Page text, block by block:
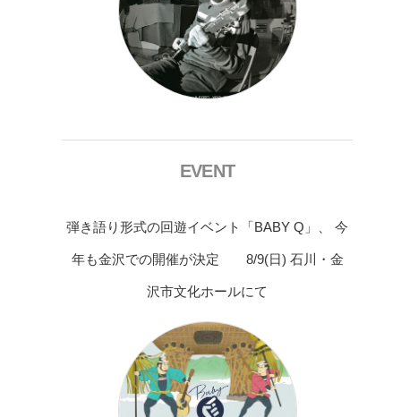
EVENT
弾き語り形式の回遊イベント「BABY Q」、 今
年も金沢での開催が決定 8/9(日) 石川・金
沢市文化ホールにて